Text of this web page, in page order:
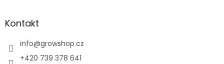
aKontakt
info@growshop.cz
+420 739 378 641